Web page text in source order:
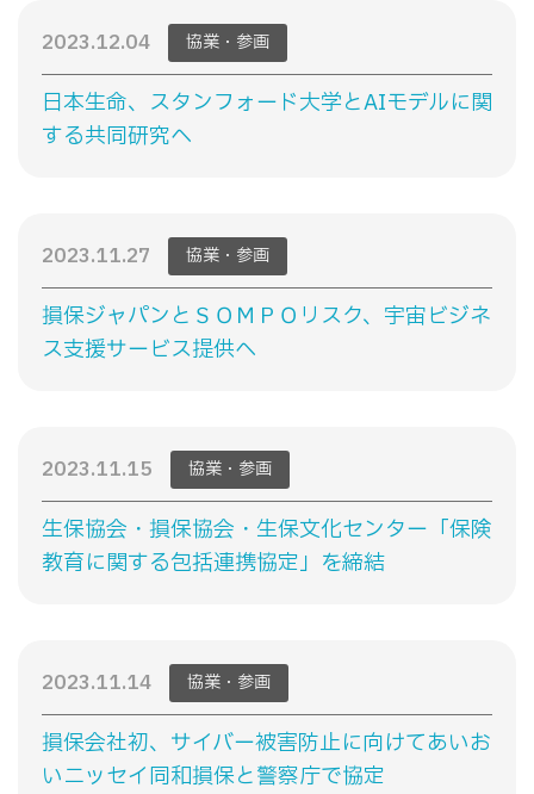
2023.12.04 協業・参画
日本生命、スタンフォード大学とAIモデルに関
する共同研究へ
2023.11.27 協業・参画
損保ジャパンとＳＯＭＰＯリスク、宇宙ビジネ
ス支援サービス提供へ
2023.11.15 協業・参画
生保協会・損保協会・生保文化センター「保険
教育に関する包括連携協定」を締結
2023.11.14 協業・参画
損保会社初、サイバー被害防止に向けてあいお
いニッセイ同和損保と警察庁で協定